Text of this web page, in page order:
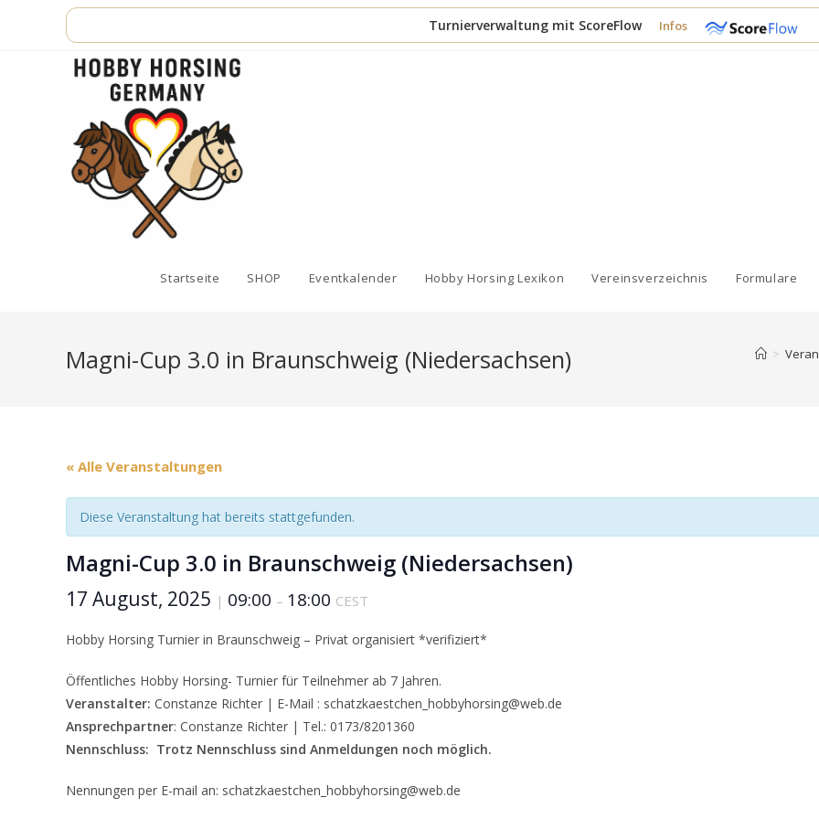
Turnierverwaltung mit ScoreFlow Infos
Startseite SHOP Eventkalender Hobby Horsing Lexikon Vereinsverzeichnis Formulare
Magni-Cup 3.0 in Braunschweig (Niedersachsen) >
« Alle Veranstaltungen
Diese Veranstaltung hat bereits stattgefunden.
Magni-Cup 3.0 in Braunschweig (Niedersachsen)
17 August, 2025 | 09:00 – 18:00 CEST
Hobby Horsing Turnier in Braunschweig – Privat organisiert *verifiziert*
Öffentliches Hobby Horsing- Turnier für Teilnehmer ab 7 Jahren.
Veranstalter: Constanze Richter | E-Mail : schatzkaestchen_hobbyhorsing@web.de
Ansprechpartner: Constanze Richter | Tel.: 0173/8201360
Nennschluss: Trotz Nennschluss sind Anmeldungen noch möglich.
Nennungen per E-mail an: schatzkaestchen_hobbyhorsing@web.de